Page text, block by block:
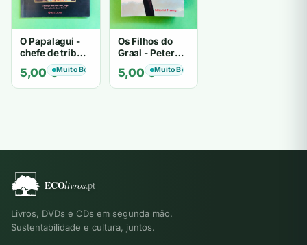
O Papalagui -
chefe de tribo
de tiavéa
5,00€Muito Bom
Os Filhos do
Graal - Peter
Berling
5,00€Muito Bom
Livros, DVDs e CDs em segunda mão.
Sustentabilidade e cultura, juntos.